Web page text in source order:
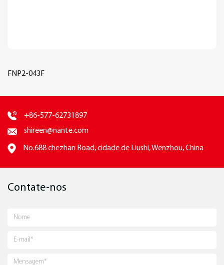
FNP2-043F
+86-577-62731897
shireen@nante.com
No.688 chezhan Road, cidade de Liushi, Wenzhou, China
Contate-nos